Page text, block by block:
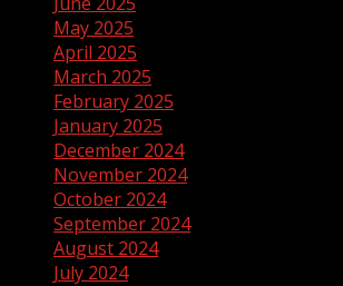
May 2025
April 2025
March 2025
February 2025
January 2025
December 2024
November 2024
October 2024
September 2024
August 2024
July 2024